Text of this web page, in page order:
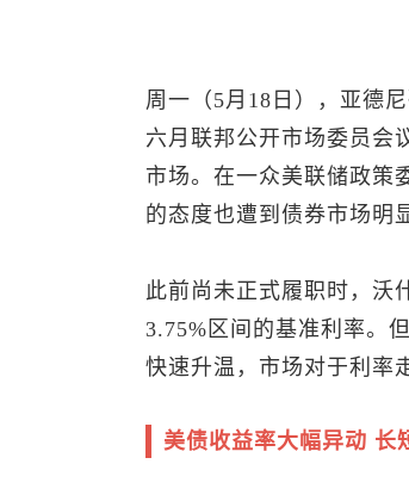
周一（5月18日），亚德
六月联邦公开市场委员会
市场。在一众美联储政策
的态度也遭到债券市场明
此前尚未正式履职时，沃
3.75%区间的基准利率。
快速升温，市场对于利率
美债收益率大幅异动 长